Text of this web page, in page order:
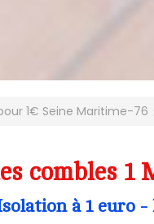
1€ Seine Maritime-76
combles 1
à 1 euro -